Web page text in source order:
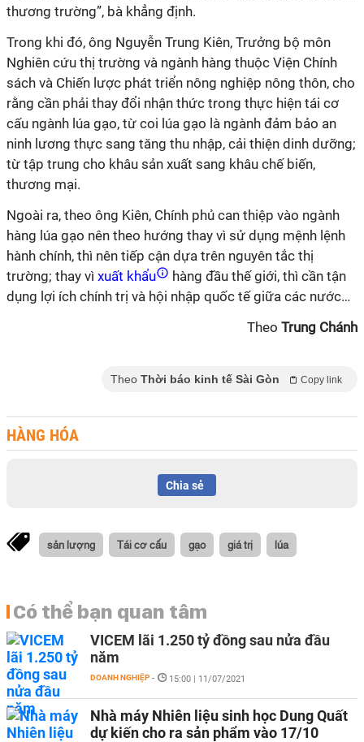
thương trường”, bà khẳng định.
Trong khi đó, ông Nguyễn Trung Kiên, Trưởng bộ môn
Nghiên cứu thị trường và ngành hàng thuộc Viện Chính
sách và Chiến lược phát triển nông nghiệp nông thôn, cho
rằng cần phải thay đổi nhận thức trong thực hiện tái cơ
cấu ngành lúa gạo, từ coi lúa gạo là ngành đảm bảo an
ninh lương thực sang tăng thu nhập, cải thiện dinh dưỡng;
từ tập trung cho khâu sản xuất sang khâu chế biến,
thương mại.
Ngoài ra, theo ông Kiên, Chính phủ can thiệp vào ngành
hàng lúa gạo nên theo hướng thay vì sử dụng mệnh lệnh
hành chính, thì nên tiếp cận dựa trên nguyên tắc thị
trường; thay vì xuất khẩu
hàng đầu thế giới, thì cần tận
dụng lợi ích chính trị và hội nhập quốc tế giữa các nước…
Theo Trung Chánh
Theo Thời báo kinh tế Sài Gòn Copy link
HÀNG HÓA
Chia sẻ
sản lượng Tái cơ cấu gạo giá trị lúa
Có thể bạn quan tâm
VICEM lãi 1.250 tỷ đồng sau nửa đầu
năm
DOANH NGHIỆP - 15:00 | 11/07/2021
Nhà máy Nhiên liệu sinh học Dung Quất
dự kiến cho ra sản phẩm vào 17/10